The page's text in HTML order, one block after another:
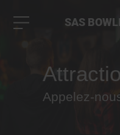
Appelez-
SAS